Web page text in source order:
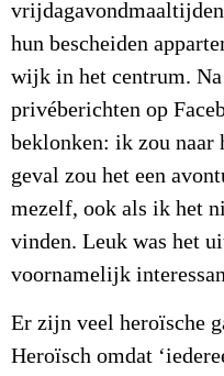
hun bescheiden
wijk in het centrum. Na
privéberichten op
beklonken: ik zou naar
geval zou het een
mezelf, ook als ik het
vinden. Leuk was het
voornamelijk
Er zijn veel heroïsche
Heroïsch omdat